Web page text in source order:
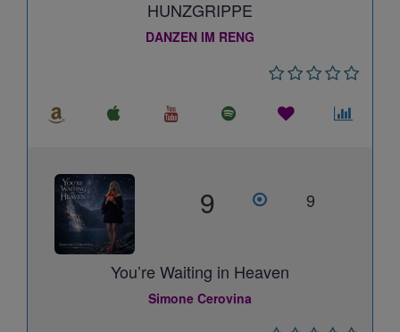
HUNZGRIPPE
DANZEN IM RENG
9 9
You’re Waiting in Heaven
Simone Cerovina